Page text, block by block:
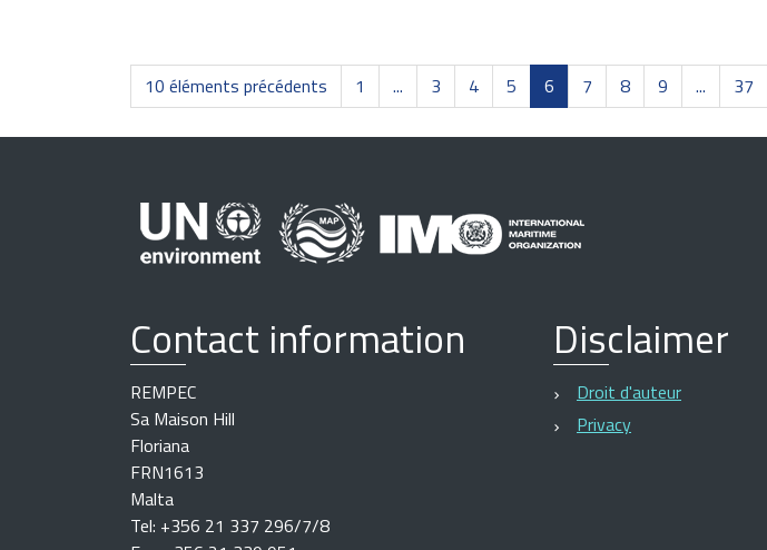
10 éléments précédents 1 ... 3 4 5 6 7 8 9 ... 37
Contact information
REMPEC
Sa Maison Hill
Floriana
FRN1613
Malta
Tel: +356 21 337 296/7/8
Disclaimer
Droit d'auteur
Privacy